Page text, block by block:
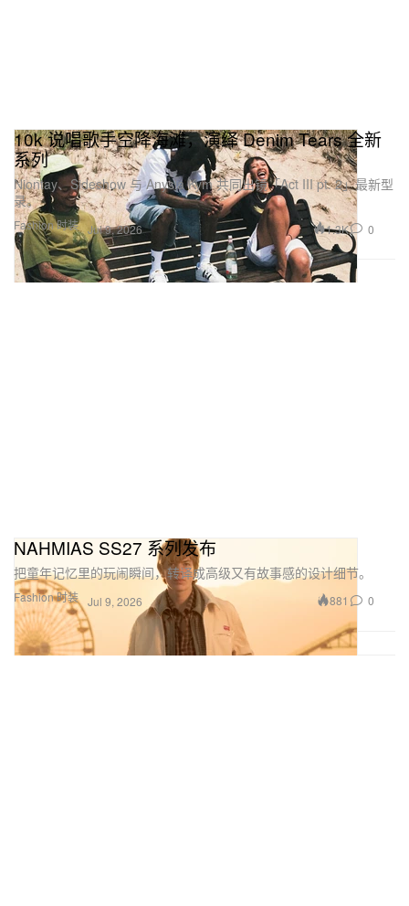
Fashion 时装
10k 说唱歌手空降海滩，演绎 Denim Tears 全新
系列
Niontay、Sideshow 与 Anysia Kym 共同出镜「Act III pt. 2」最新型
录。
Jul 9, 2026 1.3K 0
Fashion 时装
NAHMIAS SS27 系列发布
把童年记忆里的玩闹瞬间，转译成高级又有故事感的设计细节。
Jul 9, 2026 881 0